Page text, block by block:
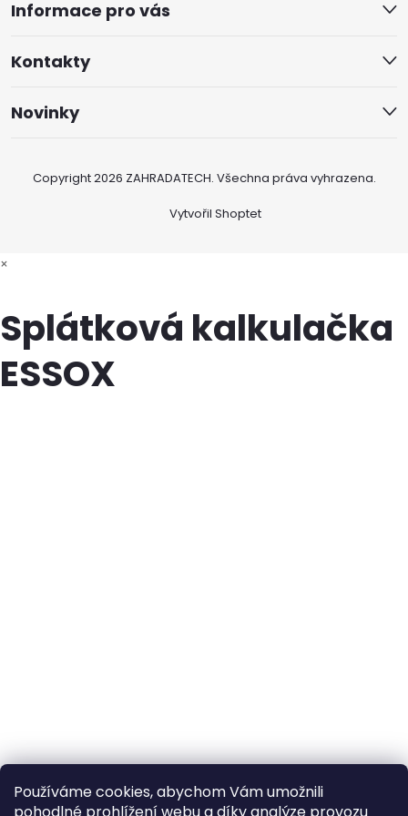
Používáme cookies, abychom Vám umožnili
Informace pro vás
Kontakty
Novinky
Vytvořil Shoptet
Copyright 2026 ZAHRADATECH. Všechna práva vyhrazena.
×
Splátková kalkulačka
ESSOX